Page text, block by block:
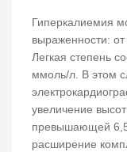
Гиперкалиемия
выраженности:
Легкая степень
ммоль/л. В этом
увеличение
превышающей
расширение